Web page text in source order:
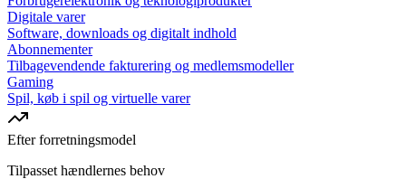
Digitale varer
Software, downloads og digitalt indhold
Abonnementer
Tilbagevendende fakturering og medlemsmodeller
Gaming
Spil, køb i spil og virtuelle varer
Efter forretningsmodel
Tilpasset hændlernes behov